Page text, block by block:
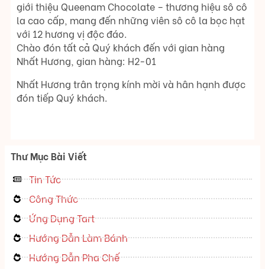
giới thiệu Queenam Chocolate – thương hiệu sô cô
la cao cấp, mang đến những viên sô cô la bọc hạt
với 12 hương vị độc đáo.
Chào đón tất cả Quý khách đến với gian hàng
Nhất Hương, gian hàng: H2-01
Nhất Hương trân trọng kính mời và hân hạnh được
đón tiếp Quý khách.
Thư Mục Bài Viết
Tin Tức
Công Thức
Ứng Dụng Tart
Hướng Dẫn Làm Bánh
Hướng Dẫn Pha Chế